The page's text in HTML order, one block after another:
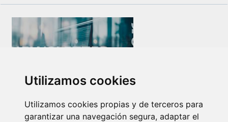
Utilizamos cookies
Utilizamos cookies propias y de terceros para
garantizar una navegación segura, adaptar el
14/07/2026